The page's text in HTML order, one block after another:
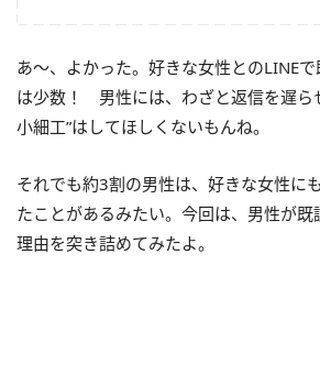
あ～、よかった。好きな女性とのLINE
は少数！ 男性には、わざと返信を遅ら
小細工”はしてほしくないもんね。
それでも約3割の男性は、好きな女性に
たことがあるみたい。今回は、男性が既
理由を突き詰めてみたよ。